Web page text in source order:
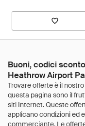
Buoni, codici
Heathrow Airport